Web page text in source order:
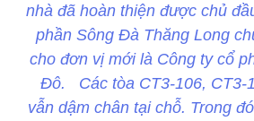
nhà đã hoàn thiện được chủ
phần Sông Đà Thăng Long
cho đơn vị mới là Công ty cổ
Đô. Các tòa CT3-106, CT3-
vẫn dậm chân tại chỗ. Trong